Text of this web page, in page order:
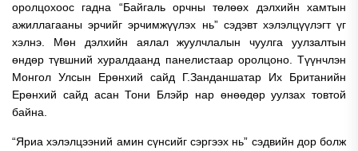
оролцохоос гадна “Байгаль орчны төлөөх дэлхийн хамтын
ажиллагааны эрчийг эрчимжүүлэх нь” сэдэвт хэлэлцүүлэгт үг
хэлнэ. Мөн дэлхийн аялал жуулчлалын чуулга уулзалтын
өндөр түвшний хуралдаанд панелистаар оролцоно. Түүнчлэн
Монгол Улсын Ерөнхий сайд Г.Занданшатар Их Британийн
Ерөнхий сайд асан Тони Блэйр нар өнөөдөр уулзах товтой
байна.
“Яриа хэлэлцээний амин сүнсийг сэргээх нь” сэдвийн дор болж